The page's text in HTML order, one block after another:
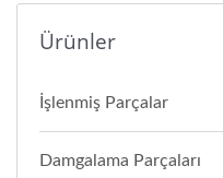
Ürünler
İşlenmiş Parçalar
Damgalama Parçaları